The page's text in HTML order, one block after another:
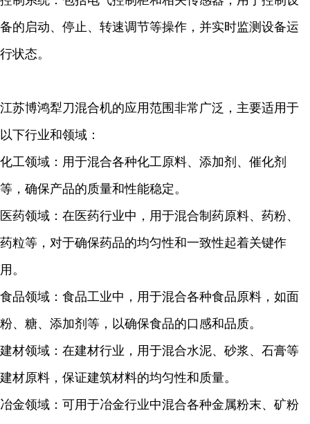
备的启动、停止、转速调节等操作，并实时监测设备运
行状态。
江苏博鸿犁刀混合机的应用范围非常广泛，主要适用于
以下行业和领域：
化工领域：用于混合各种化工原料、添加剂、催化剂
等，确保产品的质量和性能稳定。
医药领域：在医药行业中，用于混合制药原料、药粉、
药粒等，对于确保药品的均匀性和一致性起着关键作
用。
食品领域：食品工业中，用于混合各种食品原料，如面
粉、糖、添加剂等，以确保食品的口感和品质。
建材领域：在建材行业，用于混合水泥、砂浆、石膏等
建材原料，保证建筑材料的均匀性和质量。
冶金领域：可用于冶金行业中混合各种金属粉末、矿粉